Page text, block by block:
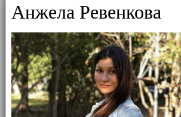
Анжела Ревенкова